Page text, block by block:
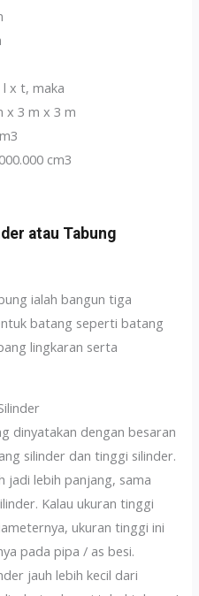
l x t, maka
x 3 m x 3 m
cm3
atau Tabung
ialah bangun tiga
batang seperti batang
lingkaran serta
dinyatakan dengan besaran
silinder dan tinggi silinder.
jadi lebih panjang, sama
Kalau ukuran tinggi
ukuran tinggi ini
pada pipa / as besi.
jauh lebih kecil dari